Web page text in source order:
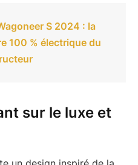
S 2024 : la
100 % électrique du
sur le luxe et